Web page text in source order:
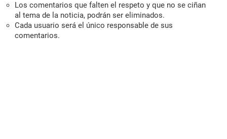
Los comentarios que falten el respeto y que no se ciñan
al tema de la noticia, podrán ser eliminados.
Cada usuario será el único responsable de sus
comentarios.